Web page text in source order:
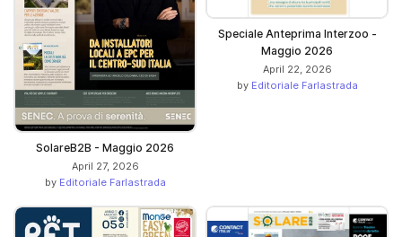
SolareB2B - Maggio 2026
April 27, 2026
by Editoriale Farlastrada
Speciale Anteprima Interzoo -
Maggio 2026
April 22, 2026
by Editoriale Farlastrada